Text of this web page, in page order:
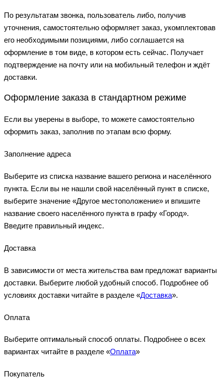
По результатам звонка, пользователь либо, получив
уточнения, самостоятельно оформляет заказ, укомплектовав
его необходимыми позициями, либо соглашается на
оформление в том виде, в котором есть сейчас. Получает
подтверждение на почту или на мобильный телефон и ждёт
доставки.
Оформление заказа в стандартном режиме
Если вы уверены в выборе, то можете самостоятельно
оформить заказ, заполнив по этапам всю форму.
Заполнение адреса
Выберите из списка название вашего региона и населённого
пункта. Если вы не нашли свой населённый пункт в списке,
выберите значение «Другое местоположение» и впишите
название своего населённого пункта в графу «Город».
Введите правильный индекс.
Доставка
В зависимости от места жительства вам предложат варианты
доставки. Выберите любой удобный способ. Подробнее об
условиях доставки читайте в разделе «Доставка».
Оплата
Выберите оптимальный способ оплаты. Подробнее о всех
вариантах читайте в разделе «Оплата»
Покупатель